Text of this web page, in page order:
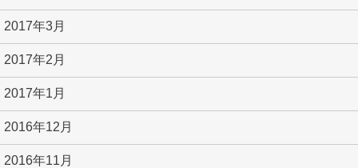
2017年3月
2017年2月
2017年1月
2016年12月
2016年11月